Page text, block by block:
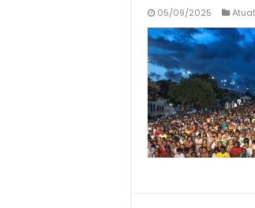
05/09/2025